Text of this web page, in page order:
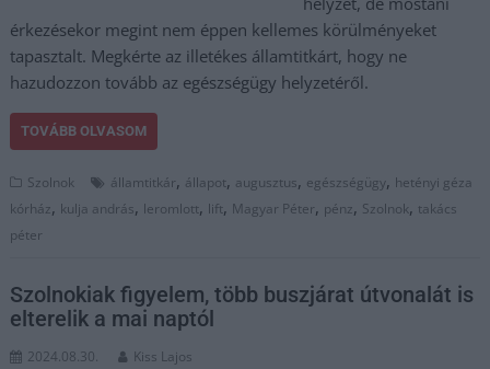
érkezésekor megint nem éppen kellemes körülményeket
tapasztalt. Megkérte az illetékes államtitkárt, hogy ne
hazudozzon tovább az egészségügy helyzetéről.
TOVÁBB OLVASOM
Szolnok államtitkár, állapot, augusztus, egészségügy, hetényi géza
kórház, kulja andrás, leromlott, lift, Magyar Péter, pénz, Szolnok, takács
péter
Szolnokiak figyelem, több buszjárat útvonalát is
elterelik a mai naptól
2024.08.30. Kiss Lajos